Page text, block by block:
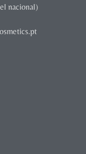
nacional)